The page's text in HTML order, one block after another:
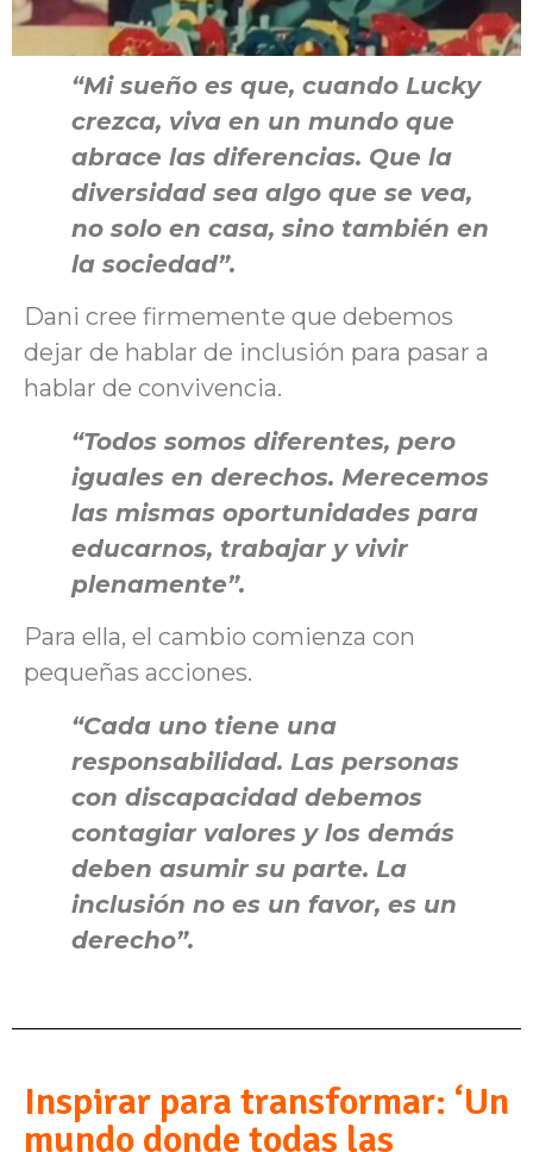
“Mi sueño es que, cuando Lucky
crezca, viva en un mundo que
abrace las diferencias. Que la
diversidad sea algo que se vea,
no solo en casa, sino también en
la sociedad”.
Dani cree firmemente que debemos
dejar de hablar de inclusión para pasar a
hablar de convivencia.
“Todos somos diferentes, pero
iguales en derechos. Merecemos
las mismas oportunidades para
educarnos, trabajar y vivir
plenamente”.
Para ella, el cambio comienza con
pequeñas acciones.
“Cada uno tiene una
responsabilidad. Las personas
con discapacidad debemos
contagiar valores y los demás
deben asumir su parte. La
inclusión no es un favor, es un
derecho”.
Inspirar para transformar: ‘Un
mundo donde todas las